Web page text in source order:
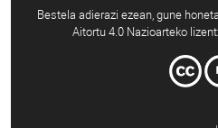
Bestela adierazi ezean, gune
Aitortu 4.0 Nazioarteko